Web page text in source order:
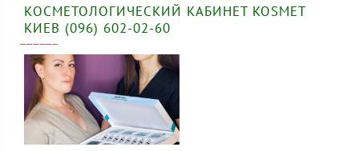
КОСМЕТОЛОГИЧЕСКИЙ КАБИНЕТ KOSMET
КИЕВ (096) 602-02-60